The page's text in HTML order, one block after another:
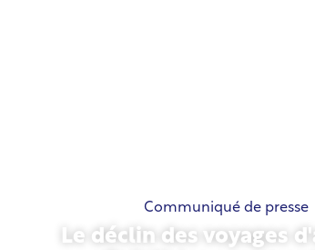
Communiqué de presse
Le déclin des voyages